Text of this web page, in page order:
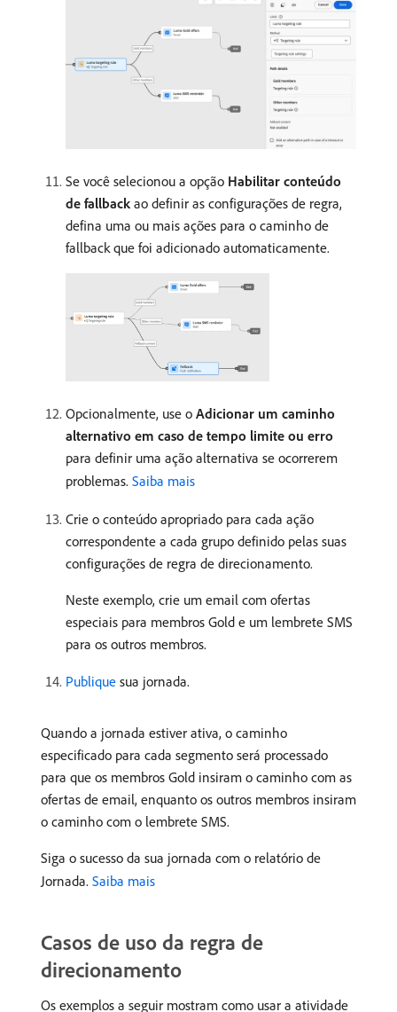
Se você selecionou a opção Habilitar conteúdo
de fallback ao definir as configurações de regra,
defina uma ou mais ações para o caminho de
fallback que foi adicionado automaticamente.
Opcionalmente, use o Adicionar um caminho
alternativo em caso de tempo limite ou erro
para definir uma ação alternativa se ocorrerem
problemas. Saiba mais
Crie o conteúdo apropriado para cada ação
correspondente a cada grupo definido pelas suas
configurações de regra de direcionamento.
Neste exemplo, crie um email com ofertas
especiais para membros Gold e um lembrete SMS
para os outros membros.
Publique sua jornada.
Quando a jornada estiver ativa, o caminho
especificado para cada segmento será processado
para que os membros Gold insiram o caminho com as
ofertas de email, enquanto os outros membros insiram
o caminho com o lembrete SMS.
Siga o sucesso da sua jornada com o relatório de
Jornada. Saiba mais
Casos de uso da regra de
direcionamento
Os exemplos a seguir mostram como usar a atividade